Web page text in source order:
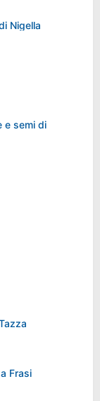
Nigella
e semi di
Frasi